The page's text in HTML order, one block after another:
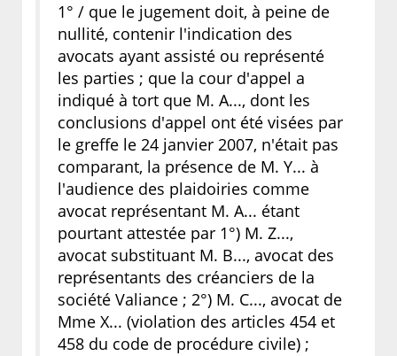
1° / que le jugement doit, à peine de
nullité, contenir l'indication des
avocats ayant assisté ou représenté
les parties ; que la cour d'appel a
indiqué à tort que M. A..., dont les
conclusions d'appel ont été visées par
le greffe le 24 janvier 2007, n'était pas
comparant, la présence de M. Y... à
l'audience des plaidoiries comme
avocat représentant M. A... étant
pourtant attestée par 1°) M. Z...,
avocat substituant M. B..., avocat des
représentants des créanciers de la
société Valiance ; 2°) M. C..., avocat de
Mme X... (violation des articles 454 et
458 du code de procédure civile) ;